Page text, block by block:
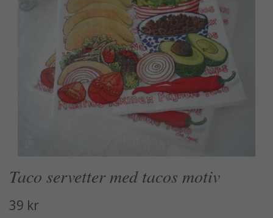
Taco servetter med tacos motiv
39 kr